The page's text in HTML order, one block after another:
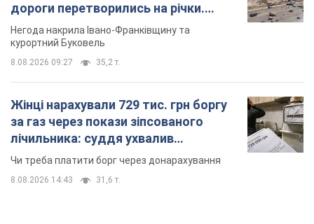
дороги перетворились на річки.
Відео
Негода накрила Івано-Франківщину та
курортний Буковель
8.08.2026 09:27 35,2 т.
Жінці нарахували 729 тис. грн боргу
за газ через покази зіпсованого
лічильника: суддя ухвалив
неочікуване рішення
Чи треба платити борг через донарахування
8.08.2026 14:43 31,6 т.